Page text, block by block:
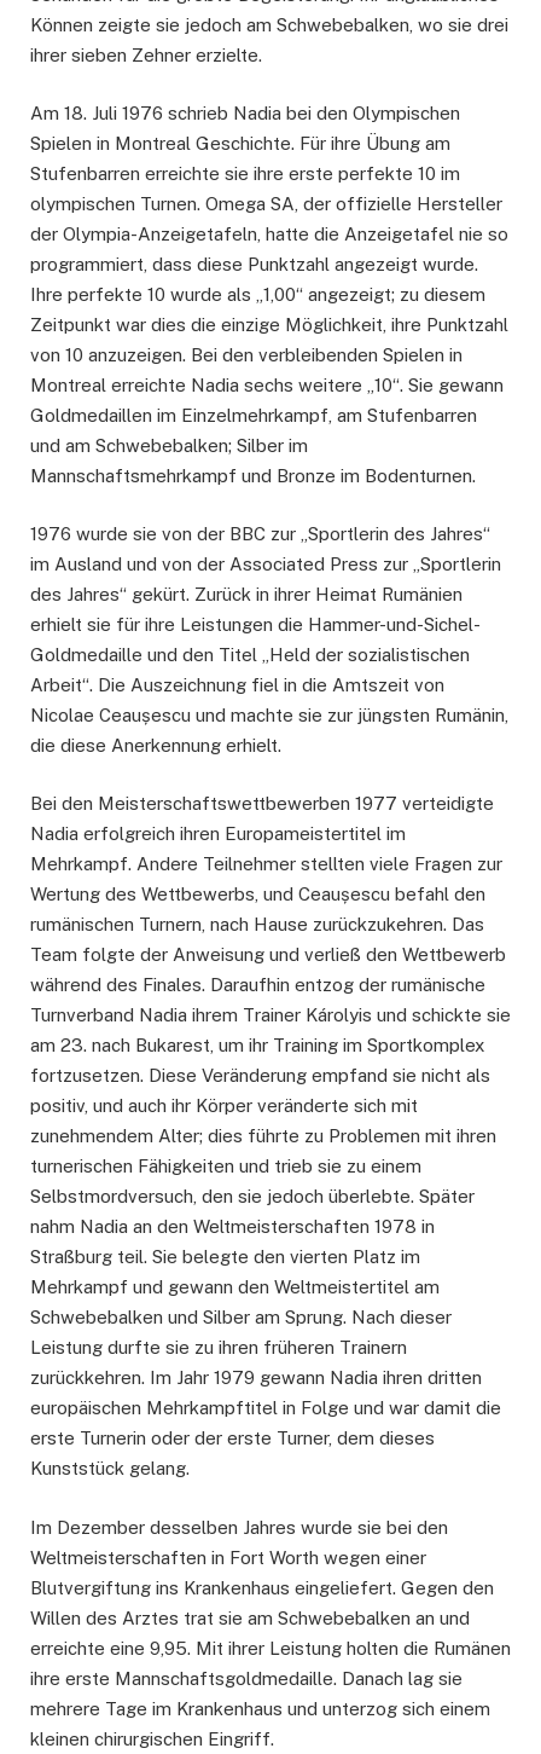
Können zeigte sie jedoch am Schwebebalken, wo sie drei
ihrer sieben Zehner erzielte.
Am 18. Juli 1976 schrieb Nadia bei den Olympischen
Spielen in Montreal Geschichte. Für ihre Übung am
Stufenbarren erreichte sie ihre erste perfekte 10 im
olympischen Turnen. Omega SA, der offizielle Hersteller
der Olympia-Anzeigetafeln, hatte die Anzeigetafel nie so
programmiert, dass diese Punktzahl angezeigt wurde.
Ihre perfekte 10 wurde als „1,00“ angezeigt; zu diesem
Zeitpunkt war dies die einzige Möglichkeit, ihre Punktzahl
von 10 anzuzeigen. Bei den verbleibenden Spielen in
Montreal erreichte Nadia sechs weitere „10“. Sie gewann
Goldmedaillen im Einzelmehrkampf, am Stufenbarren
und am Schwebebalken; Silber im
Mannschaftsmehrkampf und Bronze im Bodenturnen.
1976 wurde sie von der BBC zur „Sportlerin des Jahres“
im Ausland und von der Associated Press zur „Sportlerin
des Jahres“ gekürt. Zurück in ihrer Heimat Rumänien
erhielt sie für ihre Leistungen die Hammer-und-Sichel-
Goldmedaille und den Titel „Held der sozialistischen
Arbeit“. Die Auszeichnung fiel in die Amtszeit von
Nicolae Ceaușescu und machte sie zur jüngsten Rumänin,
die diese Anerkennung erhielt.
Bei den Meisterschaftswettbewerben 1977 verteidigte
Nadia erfolgreich ihren Europameistertitel im
Mehrkampf. Andere Teilnehmer stellten viele Fragen zur
Wertung des Wettbewerbs, und Ceaușescu befahl den
rumänischen Turnern, nach Hause zurückzukehren. Das
Team folgte der Anweisung und verließ den Wettbewerb
während des Finales. Daraufhin entzog der rumänische
Turnverband Nadia ihrem Trainer Károlyis und schickte sie
am 23. nach Bukarest, um ihr Training im Sportkomplex
fortzusetzen. Diese Veränderung empfand sie nicht als
positiv, und auch ihr Körper veränderte sich mit
zunehmendem Alter; dies führte zu Problemen mit ihren
turnerischen Fähigkeiten und trieb sie zu einem
Selbstmordversuch, den sie jedoch überlebte. Später
nahm Nadia an den Weltmeisterschaften 1978 in
Straßburg teil. Sie belegte den vierten Platz im
Mehrkampf und gewann den Weltmeistertitel am
Schwebebalken und Silber am Sprung. Nach dieser
Leistung durfte sie zu ihren früheren Trainern
zurückkehren. Im Jahr 1979 gewann Nadia ihren dritten
europäischen Mehrkampftitel in Folge und war damit die
erste Turnerin oder der erste Turner, dem dieses
Kunststück gelang.
Im Dezember desselben Jahres wurde sie bei den
Weltmeisterschaften in Fort Worth wegen einer
Blutvergiftung ins Krankenhaus eingeliefert. Gegen den
Willen des Arztes trat sie am Schwebebalken an und
erreichte eine 9,95. Mit ihrer Leistung holten die Rumänen
ihre erste Mannschaftsgoldmedaille. Danach lag sie
mehrere Tage im Krankenhaus und unterzog sich einem
kleinen chirurgischen Eingriff.